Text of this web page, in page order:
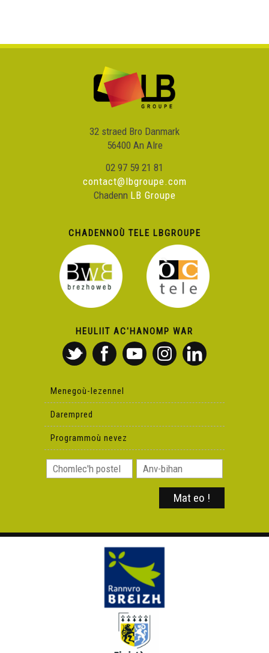
32 straed Bro Danmark
56400 An Alre
02 97 59 21 81
contact@lbgroupe.com
Chadenn LB Groupe
CHADENNOÙ TELE LBGROUPE
HEULIIT AC'HANOMP WAR
Menegoù-lezennel
Darempred
Programmoù nevez